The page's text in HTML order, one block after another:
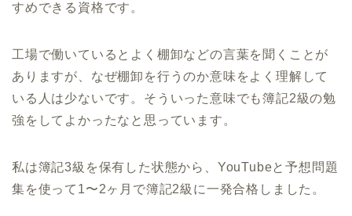
すめできる資格です。
工場で働いているとよく棚卸などの言葉を聞くことが
ありますが、なぜ棚卸を行うのか意味をよく理解して
いる人は少ないです。そういった意味でも簿記2級の勉
強をしてよかったなと思っています。
私は簿記3級を保有した状態から、YouTubeと予想問題
集を使って1〜2ヶ月で簿記2級に一発合格しました。